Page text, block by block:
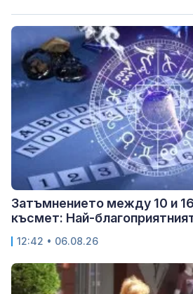
Затъмнението между 10 и
късмет: Най-
12:42 • 06.08.26